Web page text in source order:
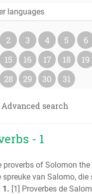
languages
2 3 4 5 6
15 16 17 18 19
28 29 30 31
Advanced search
- 1
proverbs of Solomon
spreuke van Salomo,
1. [1] Proverbes de